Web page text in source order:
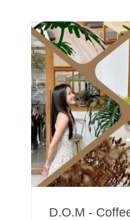
D.O.M -